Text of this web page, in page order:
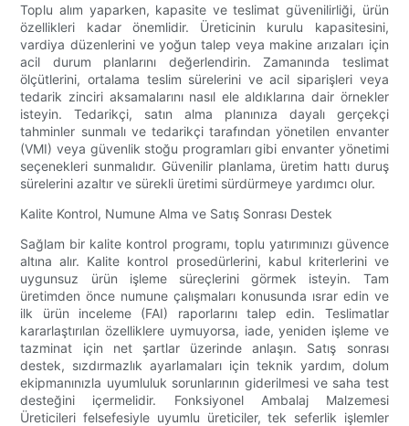
Toplu alım yaparken, kapasite ve teslimat güvenilirliği, ürün
özellikleri kadar önemlidir. Üreticinin kurulu kapasitesini,
vardiya düzenlerini ve yoğun talep veya makine arızaları için
acil durum planlarını değerlendirin. Zamanında teslimat
ölçütlerini, ortalama teslim sürelerini ve acil siparişleri veya
tedarik zinciri aksamalarını nasıl ele aldıklarına dair örnekler
isteyin. Tedarikçi, satın alma planınıza dayalı gerçekçi
tahminler sunmalı ve tedarikçi tarafından yönetilen envanter
(VMI) veya güvenlik stoğu programları gibi envanter yönetimi
seçenekleri sunmalıdır. Güvenilir planlama, üretim hattı duruş
sürelerini azaltır ve sürekli üretimi sürdürmeye yardımcı olur.
Kalite Kontrol, Numune Alma ve Satış Sonrası Destek
Sağlam bir kalite kontrol programı, toplu yatırımınızı güvence
altına alır. Kalite kontrol prosedürlerini, kabul kriterlerini ve
uygunsuz ürün işleme süreçlerini görmek isteyin. Tam
üretimden önce numune çalışmaları konusunda ısrar edin ve
ilk ürün inceleme (FAI) raporlarını talep edin. Teslimatlar
kararlaştırılan özelliklere uymuyorsa, iade, yeniden işleme ve
tazminat için net şartlar üzerinde anlaşın. Satış sonrası
destek, sızdırmazlık ayarlamaları için teknik yardım, dolum
ekipmanınızla uyumluluk sorunlarının giderilmesi ve saha test
desteğini içermelidir. Fonksiyonel Ambalaj Malzemesi
Üreticileri felsefesiyle uyumlu üreticiler, tek seferlik işlemler